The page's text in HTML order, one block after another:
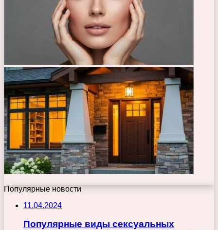
Популярные новости
11.04.2024
Популярные виды сексуальных